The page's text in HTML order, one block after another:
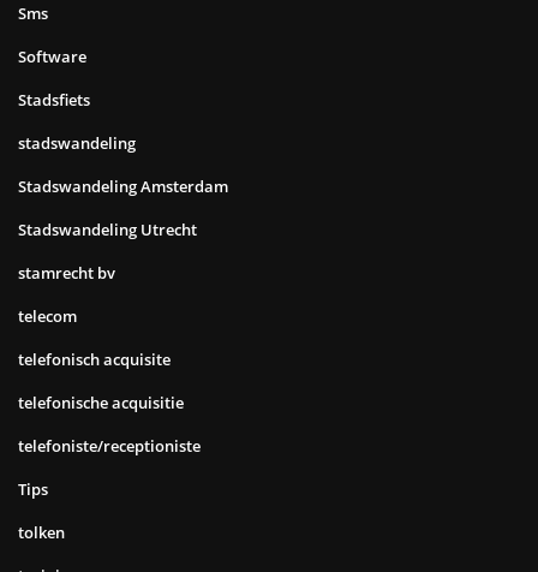
Sms
Software
Stadsfiets
stadswandeling
Stadswandeling Amsterdam
Stadswandeling Utrecht
stamrecht bv
telecom
telefonisch acquisite
telefonische acquisitie
telefoniste/receptioniste
Tips
tolken